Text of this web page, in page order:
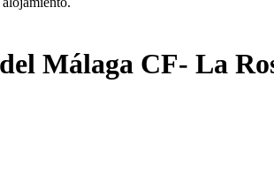
Málaga CF- La